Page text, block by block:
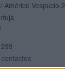
Américo Vespucio 2